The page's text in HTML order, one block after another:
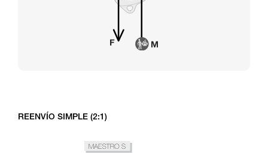
REENVÍO SIMPLE (2:1)